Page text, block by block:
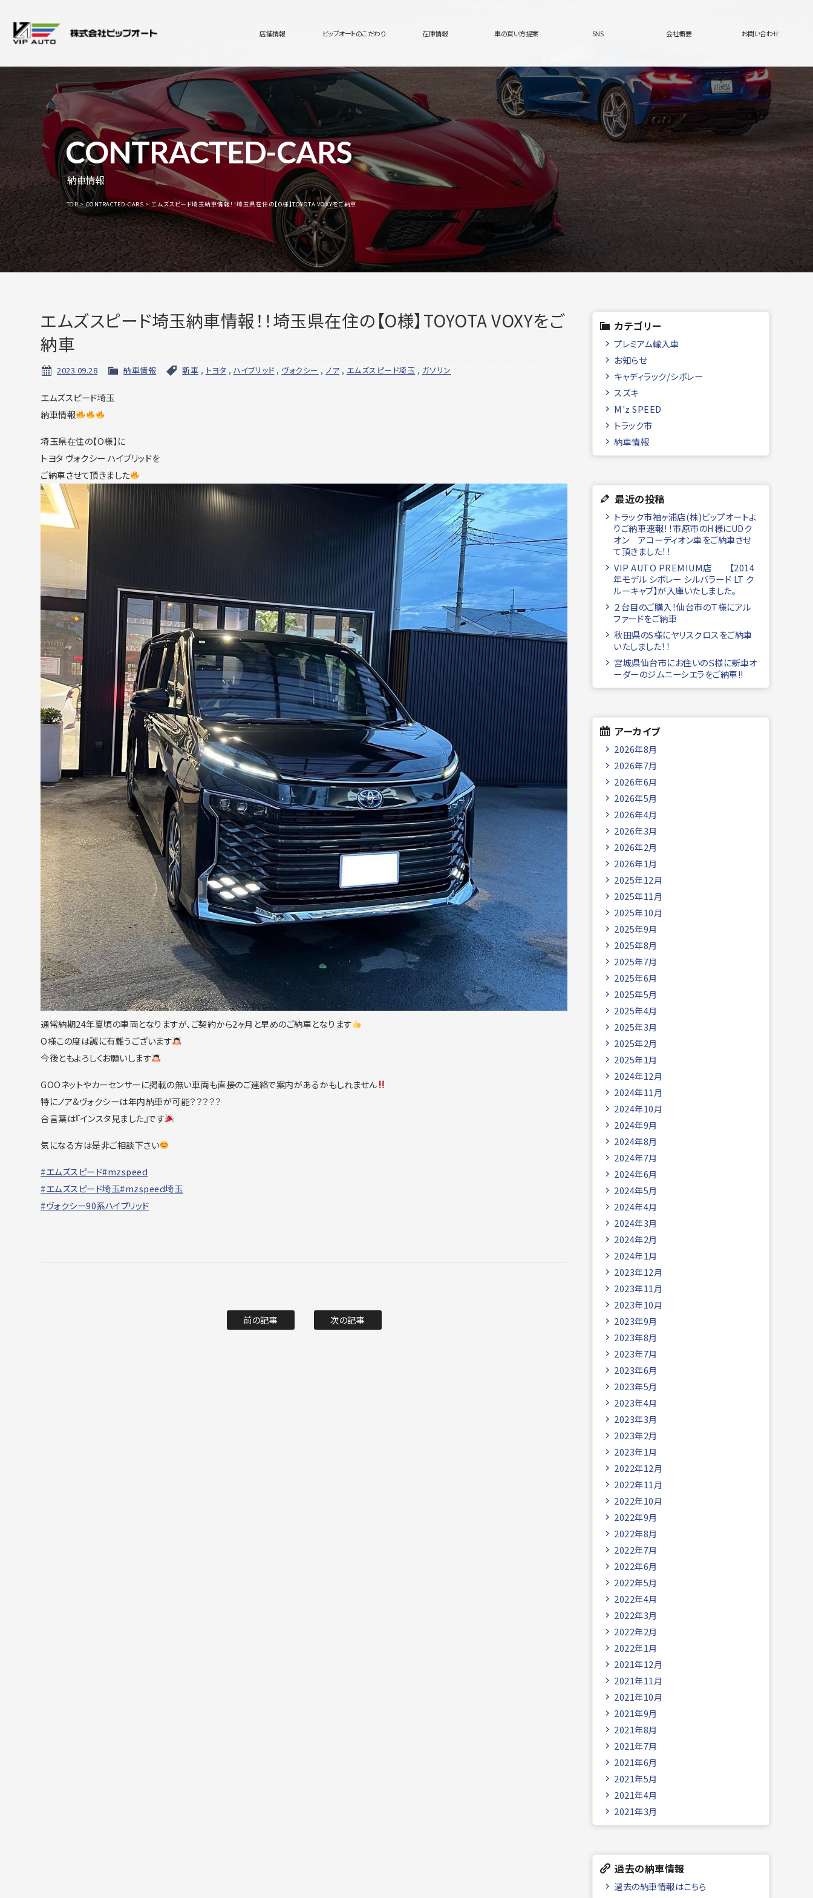
店舗情報 ビップオートのこだわり 在庫情報 車の買い方提案 SNS 会社概要 お問い合わせ
CONTRACTED-CARS
納車情報
TOP CONTRACTED-CARS エムズスピード埼玉納車情報！！埼玉県在住の【O様】TOYOTA VOXYをご納車
エムズスピード埼玉納車情報！！埼玉県在住の【O様】TOYOTA VOXYをご
納車
2023.09.28 納車情報 新車 , トヨタ , ハイブリッド , ヴォクシー , ノア , エムズスピード埼玉 , ガソリン
エムズスピード埼玉
納車情報
埼玉県在住の【O様】に
トヨタ ヴォクシー ハイブリッドを
ご納車させて頂きました
通常納期24年夏頃の車両となりますが、ご契約から2ヶ月と早めのご納車となります
O様この度は誠に有難うございます
今後ともよろしくお願いします
GOOネットやカーセンサーに掲載の無い車両も直接のご連絡で案内があるかもしれません
特にノア&ヴォクシーは年内納車が可能？？？？？
合言葉は『インスタ見ました』です
気になる方は是非ご相談下さい
#エムズスピード#mzspeed
#エムズスピード埼玉#mzspeed埼玉
#ヴォクシー90系ハイブリッド
前の記事 次の記事
カテゴリー
プレミアム輸入車
お知らせ
キャディラック/シボレー
スズキ
M'z SPEED
トラック市
納車情報
最近の投稿
トラック市袖ヶ浦店(株)ビップオートよ
りご納車速報！！市原市のH様にUDク
オン アコーディオン車をご納車させ
て頂きました！！
VIP AUTO PREMIUM店 【2014
年モデル シボレー シルバラード LT ク
ルーキャブ】が入庫いたしました。
２台目のご購入！仙台市のＴ様にアル
ファードをご納車
秋田県のS様にヤリスクロスをご納車
いたしました！！
宮城県仙台市にお住いのＳ様に新車オ
ーダーのジムニーシエラをご納車!!
アーカイブ
2026年8月
2026年7月
2026年6月
2026年5月
2026年4月
2026年3月
2026年2月
2026年1月
2025年12月
2025年11月
2025年10月
2025年9月
2025年8月
2025年7月
2025年6月
2025年5月
2025年4月
2025年3月
2025年2月
2025年1月
2024年12月
2024年11月
2024年10月
2024年9月
2024年8月
2024年7月
2024年6月
2024年5月
2024年4月
2024年3月
2024年2月
2024年1月
2023年12月
2023年11月
2023年10月
2023年9月
2023年8月
2023年7月
2023年6月
2023年5月
2023年4月
2023年3月
2023年2月
2023年1月
2022年12月
2022年11月
2022年10月
2022年9月
2022年8月
2022年7月
2022年6月
2022年5月
2022年4月
2022年3月
2022年2月
2022年1月
2021年12月
2021年11月
2021年10月
2021年9月
2021年8月
2021年7月
2021年6月
2021年5月
2021年4月
2021年3月
過去の納車情報
過去の納車情報はこちら